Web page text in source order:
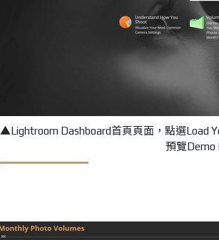
▲Lightroom Dashboard首頁頁面，點選Load
預覽Demo